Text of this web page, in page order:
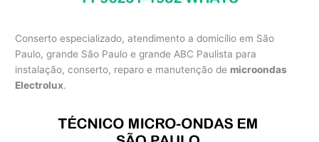
Conserto especializado, atendimento a domicílio em São
Paulo, grande São Paulo e grande ABC Paulista para
instalação, conserto, reparo e manutenção de microondas
Electrolux.